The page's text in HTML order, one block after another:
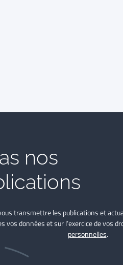
nos
transmettre les publications et
données et sur l’exercice de vos
personnelles.